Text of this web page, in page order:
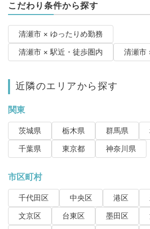
こだわり条件から探す
清瀬市 × ゆったりめ勤務
清瀬市 × 駅近・徒歩圏内
清瀬市
近隣のエリアから探す
関東
茨城県 栃木県 群馬県
千葉県
東京都 神奈川県
市区町村
千代田区 中央区 港区
文京区
台東区 墨田区